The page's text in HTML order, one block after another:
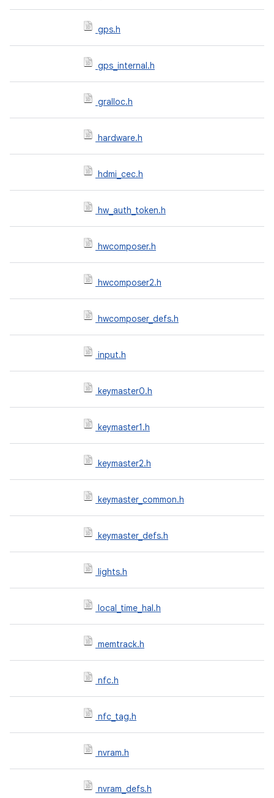
gps.h
gps_internal.h
gralloc.h
hardware.h
hdmi_cec.h
hw_auth_token.h
hwcomposer.h
hwcomposer2.h
hwcomposer_defs.h
input.h
keymaster0.h
keymaster1.h
keymaster2.h
keymaster_common.h
keymaster_defs.h
lights.h
local_time_hal.h
memtrack.h
nfc.h
nfc_tag.h
nvram.h
nvram_defs.h